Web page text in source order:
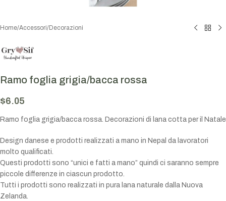
Home/Accessori/Decorazioni
Ramo foglia grigia/bacca rossa
$6.05
Ramo foglia grigia/bacca rossa. Decorazioni di lana cotta per il Natale
Design danese e prodotti realizzati a mano in Nepal da lavoratori
molto qualificati.
Questi prodotti sono “unici e fatti a mano” quindi ci saranno sempre
piccole differenze in ciascun prodotto.
Tutti i prodotti sono realizzati in pura lana naturale dalla Nuova
Zelanda.